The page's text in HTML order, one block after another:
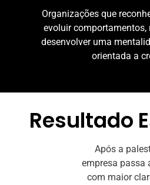
Organizações que
evoluir comportamentos,
desenvolver uma
orientada a
Resultado
Após a
empresa passa
com maior